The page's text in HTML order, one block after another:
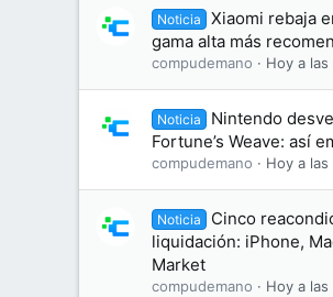
Noticia
Xiaomi rebaja
gama alta más
compudemano Hoy a
Noticia
Nintendo
Fortune’s Weave: así
compudemano Hoy a
Noticia
Cinco
liquidación: iPhone,
Market
compudemano Hoy a